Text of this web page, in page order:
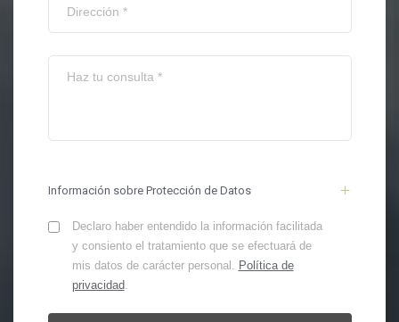
Información sobre Protección de Datos
Declaro haber entendido la información facilitada
y consiento el tratamiento que se efectuará de
mis datos de carácter personal. Política de
privacidad.